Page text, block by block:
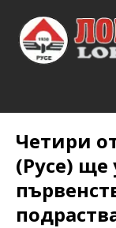
Четири
(Русе) ще